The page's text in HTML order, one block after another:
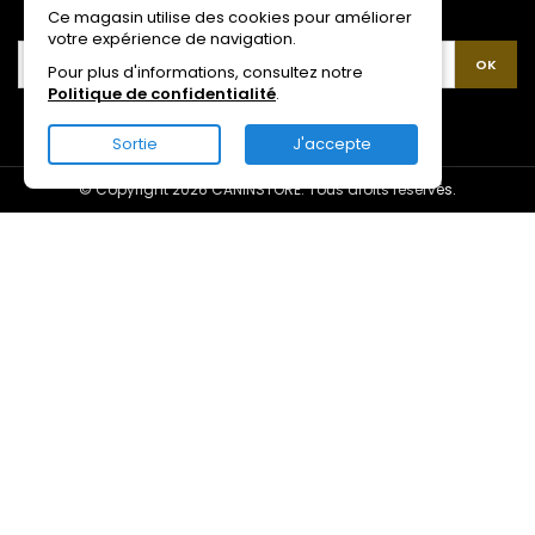
Ce magasin utilise des cookies pour améliorer
votre expérience de navigation.
Pour plus d'informations, consultez notre
Politique de confidentialité.
Sortie J'accepte
LETTRE D'INFORMATIONS
© Copyright 2026 CANINSTORE. Tous droits réservés.